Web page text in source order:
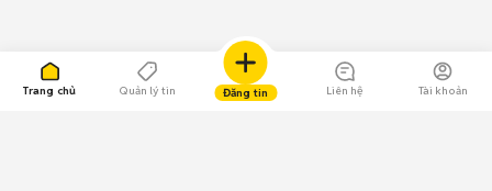
Trang chủ Quản lý tin Đăng tin Liên hệ Tài khoản